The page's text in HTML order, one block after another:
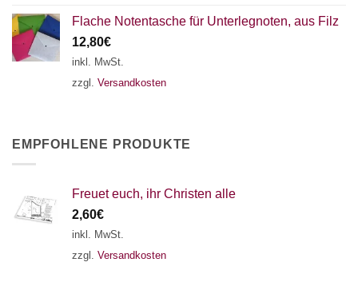
Flache Notentasche für Unterlegnoten, aus Filz
12,80€
inkl. MwSt.
zzgl. Versandkosten
EMPFOHLENE PRODUKTE
Freuet euch, ihr Christen alle
2,60€
inkl. MwSt.
zzgl. Versandkosten